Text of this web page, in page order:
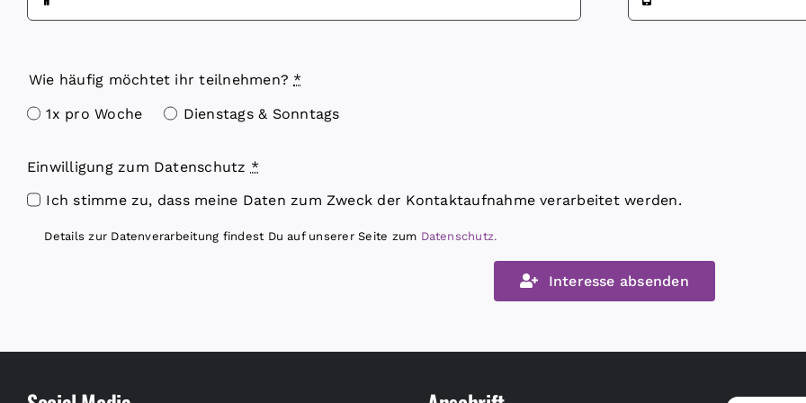
Wie häufig möchtet ihr teilnehmen? *
1x pro Woche
Dienstags & Sonntags
Einwilligung zum Datenschutz *
Ich stimme zu, dass meine Daten zum Zweck der Kontaktaufnahme verarbeitet werden.
Details zur Datenverarbeitung findest Du auf unserer Seite zum Datenschutz.
Interesse absenden